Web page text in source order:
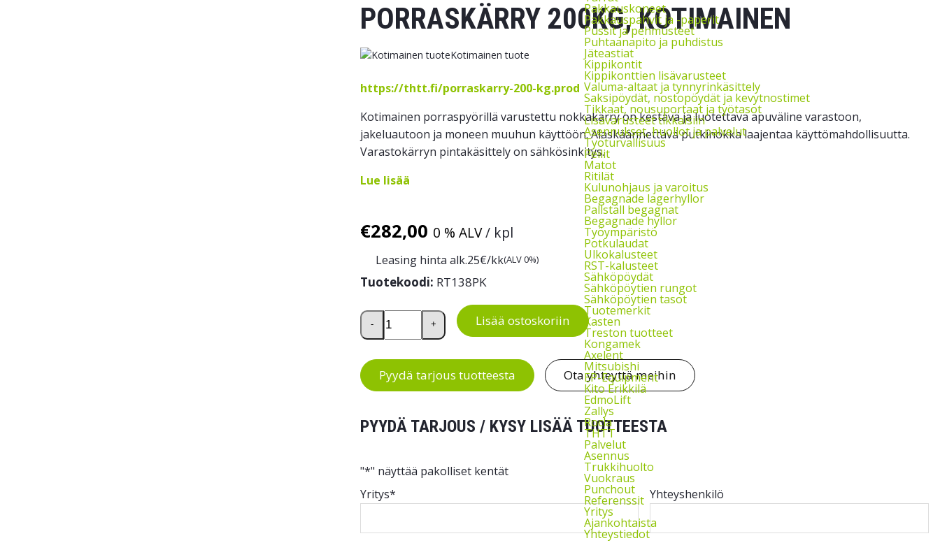
Pakkauskoneet
Pakkauspahvit ja -paperit
Pussit ja pehmusteet
Puhtaanapito ja puhdistus
Jäteastiat
Kippikontit
Kippikonttien lisävarusteet
Valuma-altaat ja tynnyrinkäsittely
Saksipöydät, nostopöydät ja kevytnostimet
Tikkaat, nousuportaat ja työtasot
Lisävarusteet tikkaisiin
Asennukset, huollot ja palvelut
Työturvallisuus
Peilit
Matot
Ritilät
Kulunohjaus ja varoitus
Begagnade lagerhyllor
Pallställ begagnat
Begagnade hyllor
Työympäristö
Potkulaudat
Ulkokalusteet
RST-kalusteet
Sähköpöydät
Sähköpöytien rungot
Sähköpöytien tasot
Tuotemerkit
Kasten
Treston tuotteet
Kongamek
Axelent
Mitsubishi
EP-Equipment
Kito Erikkilä
EdmoLift
Zallys
Rocla
THTT
Palvelut
Asennus
Trukkihuolto
Vuokraus
Punchout
Referenssit
Yritys
Ajankohtaista
Yhteystiedot
PORRASKÄRRY 200KG, KOTIMAINEN
Kotimainen tuote
https://thtt.fi/porraskarry-200-kg.prod
Kotimainen porraspyörillä varustettu nokkakärry on kestävä ja luotettava apuväline varastoon,
jakeluautoon ja moneen muuhun käyttöön. Alaskäännettävä putkinokka laajentaa käyttömahdollisuutta.
Varastokärryn pintakäsittely on sähkösinkitys.
Lue lisää
€282,00 0 % ALV/ kpl
Leasing hinta alk.25€/kk(ALV 0%)
Tuotekoodi: RT138PK
Porraskärry 200kg, kotimainen määrä
- + Lisää ostoskoriin
Pyydä tarjous tuotteesta Ota yhteyttä meihin
PYYDÄ TARJOUS / KYSY LISÄÄ TUOTTEESTA
"*" näyttää pakolliset kentät
Yritys* Yhteyshenkilö